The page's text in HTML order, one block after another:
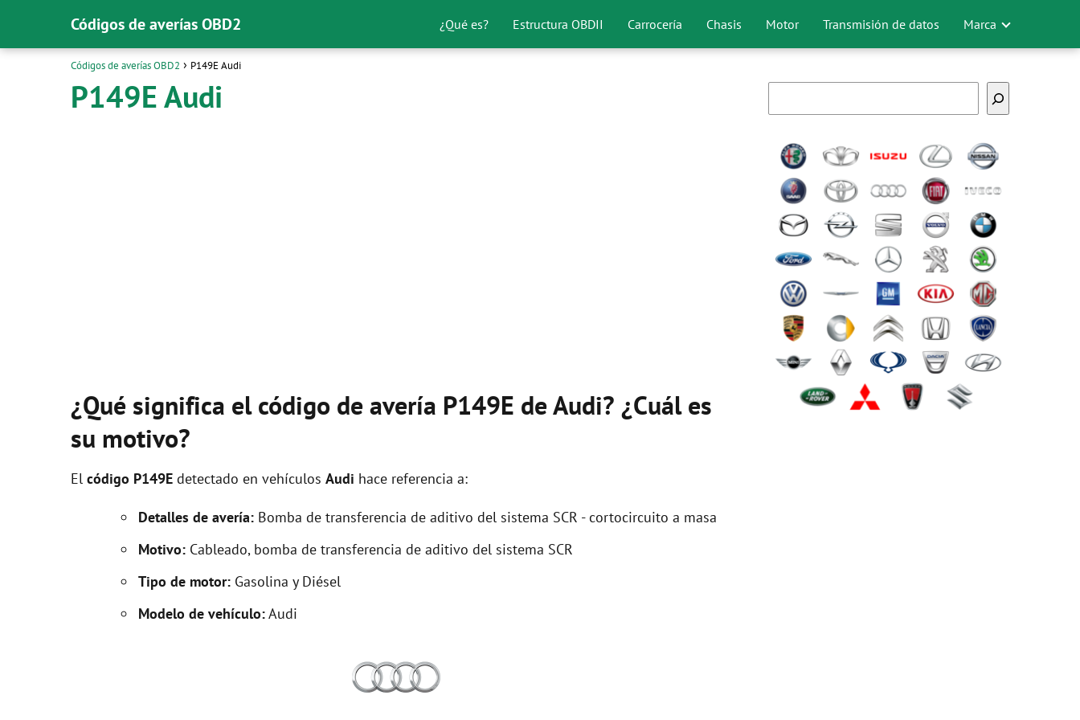
Códigos de averías OBD2 ¿Qué es? Estructura OBDII Carrocería Chasis Motor Transmisión de datos Marca
Códigos de averías OBD2 P149E Audi
P149E Audi
¿Qué significa el código de avería P149E de Audi? ¿Cuál es
su motivo?
El código P149E detectado en vehículos Audi hace referencia a:
Detalles de avería: Bomba de transferencia de aditivo del sistema SCR - cortocircuito a masa
Motivo: Cableado, bomba de transferencia de aditivo del sistema SCR
Tipo de motor: Gasolina y Diésel
Modelo de vehículo:Audi